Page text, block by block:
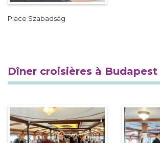
Place Szabadság
Dîner croisières à Budapest